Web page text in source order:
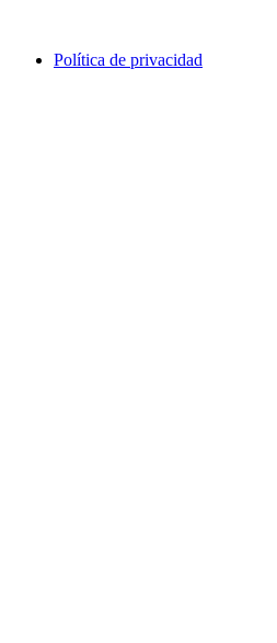
Política de privacidad